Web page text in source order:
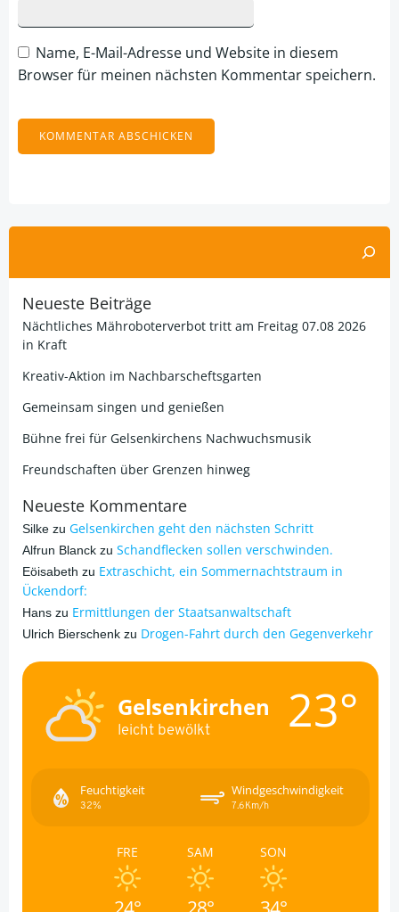
Name, E-Mail-Adresse und Website in diesem
Browser für meinen nächsten Kommentar speichern.
Neueste Beiträge
Nächtliches Mähroboterverbot tritt am Freitag 07.08 2026
in Kraft
Kreativ-Aktion im Nachbarscheftsgarten
Gemeinsam singen und genießen
Bühne frei für Gelsenkirchens Nachwuchsmusik
Freundschaften über Grenzen hinweg
Neueste Kommentare
Silke zu Gelsenkirchen geht den nächsten Schritt
Alfrun Blanck zu Schandflecken sollen verschwinden.
Eöisabeth zu Extraschicht, ein Sommernachtstraum in
Ückendorf:
Hans zu Ermittlungen der Staatsanwaltschaft
Ulrich Bierschenk zu Drogen-Fahrt durch den Gegenverkehr
Gelsenkirchen
leicht bewölkt 23°
Feuchtigkeit
32%
Windgeschwindigkeit
7.6Km/h
FRE SAM SON